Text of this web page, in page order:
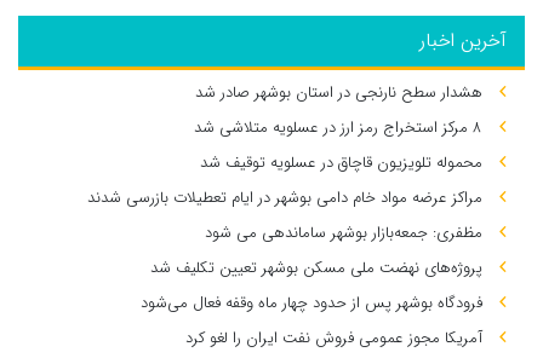
آخرین اخبار
هشدار سطح نارنجی در استان بوشهر صادر شد
۸ مرکز استخراج رمز ارز در عسلویه متلاشی شد
محموله تلویزیون قاچاق در عسلویه توقیف شد
مراکز عرضه مواد خام دامی بوشهر در ایام تعطیلات بازرسی شدند
مظفری: جمعه‌بازار بوشهر ساماندهی می‌ شود
پروژه‌های نهضت ملی مسکن بوشهر تعیین تکلیف شد
فرودگاه بوشهر پس از حدود چهار ماه وقفه فعال می‌شود
آمریکا مجوز عمومی فروش نفت ایران را لغو کرد